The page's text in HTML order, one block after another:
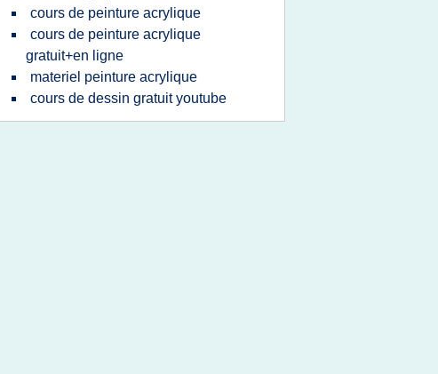
cours de peinture acrylique
cours de peinture acrylique
gratuit+en ligne
materiel peinture acrylique
cours de dessin gratuit youtube